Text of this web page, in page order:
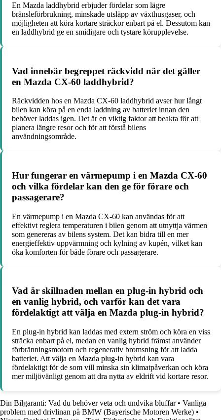
En Mazda laddhybrid erbjuder fördelar som lägre
bränsleförbrukning, minskade utsläpp av växthusgaser, och
möjligheten att köra kortare sträckor enbart på el. Dessutom kan
en laddhybrid ge en smidigare och tystare körupplevelse.
Vad innebär begreppet räckvidd när det gäller
en Mazda CX-60 laddhybrid?
Räckvidden hos en Mazda CX-60 laddhybrid avser hur långt
bilen kan köra på en enda laddning av batteriet innan den
behöver laddas igen. Det är en viktig faktor att beakta för att
planera längre resor och för att förstå bilens
användningsområde.
Hur fungerar en värmepump i en Mazda CX-60
och vilka fördelar kan den ge för förare och
passagerare?
En värmepump i en Mazda CX-60 kan användas för att
effektivt reglera temperaturen i bilen genom att utnyttja värmen
som genereras av bilens system. Det kan bidra till en mer
energieffektiv uppvärmning och kylning av kupén, vilket kan
öka komforten för både förare och passagerare.
Vad är skillnaden mellan en plug-in hybrid och
en vanlig hybrid, och varför kan det vara
fördelaktigt att välja en Mazda plug-in hybrid?
En plug-in hybrid kan laddas med extern ström och köra en viss
sträcka enbart på el, medan en vanlig hybrid främst använder
förbränningsmotorn och regenerativ bromsning för att ladda
batteriet. Att välja en Mazda plug-in hybrid kan vara
fördelaktigt för de som vill minska sin klimatpåverkan och köra
mer miljövänligt genom att dra nytta av eldrift vid kortare resor.
Din Bilgaranti: Vad du behöver veta och undvika bluffar• Vanliga
problem med drivlinan på BMW (Bayerische Motoren Werke) •